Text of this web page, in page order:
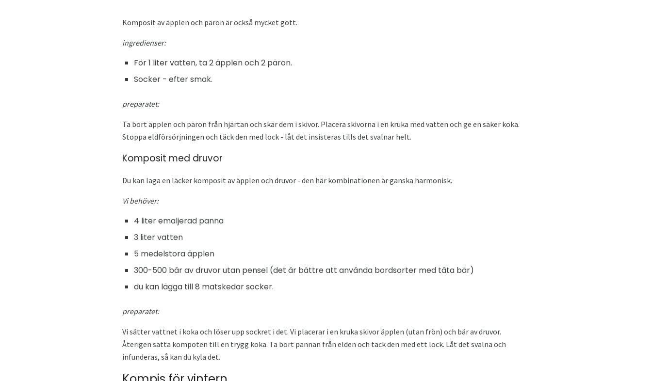
Komposit av äpplen och päron är också mycket gott.
ingredienser:
För 1 liter vatten, ta 2 äpplen och 2 päron.
Socker - efter smak.
preparatet:
Ta bort äpplen och päron från hjärtan och skär dem i skivor. Placera skivorna i en kruka med vatten och ge en säker koka.
Stoppa eldförsörjningen och täck den med lock - låt det insisteras tills det svalnar helt.
Komposit med druvor
Du kan laga en läcker komposit av äpplen och druvor - den här kombinationen är ganska harmonisk.
Vi behöver:
4 liter emaljerad panna
3 liter vatten
5 medelstora äpplen
300-500 bär av druvor utan pensel (det är bättre att använda bordsorter med täta bär)
du kan lägga till 8 matskedar socker.
preparatet:
Vi sätter vattnet i koka och löser upp sockret i det. Vi placerar i en kruka skivor äpplen (utan frön) och bär av druvor.
Återigen sätta kompoten till en trygg koka. Ta bort pannan från elden och täck den med ett lock. Låt det svalna och
infunderas, så kan du kyla det.